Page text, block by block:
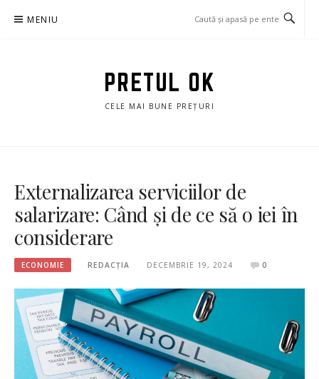
MENIU
PRETUL OK
CELE MAI BUNE PREȚURI
Externalizarea serviciilor de
salarizare: Când și de ce să o iei în
considerare
ECONOMIE REDACȚIA DECEMBRIE 19, 2024 0